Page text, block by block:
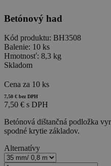
Betónový had
Kód produktu: BH3508
Balenie: 10 ks
Hmotnosť: 8,3 kg
Skladom
Cena za 10 ks
7,50 € bez DPH
7,50 € s DPH
Betónová dištančná podložka
spodné krytie základov.
Alternatívy